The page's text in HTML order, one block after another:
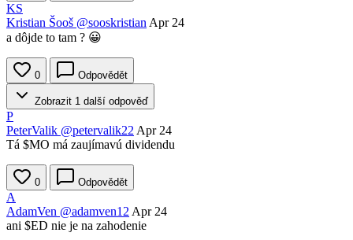
KS
Kristian Šooš @sooskristian Apr 24
a dôjde to tam ? 😀
0 Odpovědět
Zobrazit 1 další odpověď
P
PeterValik @petervalik22 Apr 24
Tá $MO má zaujímavú dividendu
0 Odpovědět
A
AdamVen @adamven12 Apr 24
ani $ED nie je na zahodenie